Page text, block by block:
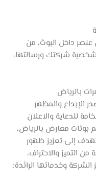
داخل البوث، من
شركتك ورسالتها،
بالرياض
الإبداع والمظهر
للدعاية والاعلان
بوثات معارض بالرياض،
إلى تعزيز ظهور
التميز والاحتراف،
وخدماتها الرائدة: